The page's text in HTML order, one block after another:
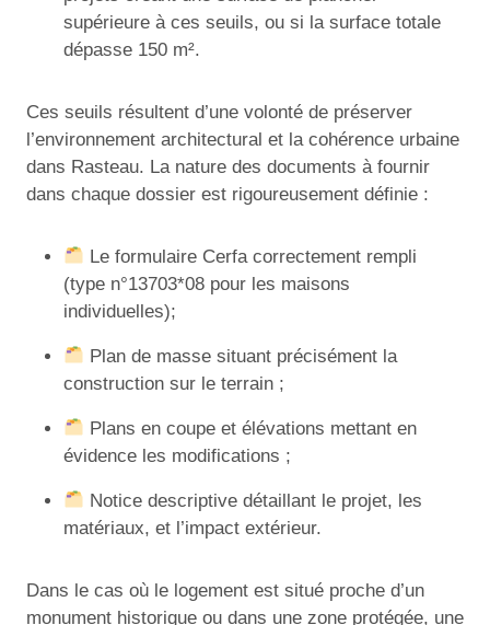
supérieure à ces seuils, ou si la surface totale
dépasse 150 m².
Ces seuils résultent d’une volonté de préserver
l’environnement architectural et la cohérence urbaine
dans Rasteau. La nature des documents à fournir
dans chaque dossier est rigoureusement définie :
Le formulaire Cerfa correctement rempli
(type n°13703*08 pour les maisons
individuelles);
Plan de masse situant précisément la
construction sur le terrain ;
Plans en coupe et élévations mettant en
évidence les modifications ;
Notice descriptive détaillant le projet, les
matériaux, et l’impact extérieur.
Dans le cas où le logement est situé proche d’un
monument historique ou dans une zone protégée, une